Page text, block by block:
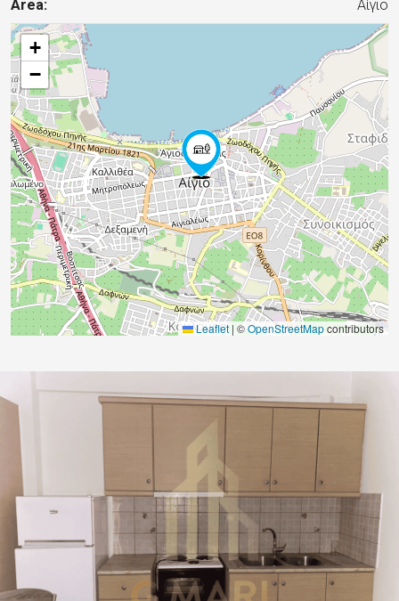
Area: Αίγιο
+
−
Leaflet | ©OpenStreetMapcontributors